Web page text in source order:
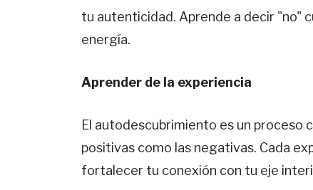
tu autenticidad. Aprende a decir "no"
energía.
Aprender de la experiencia
El autodescubrimiento es un proceso
positivas como las negativas. Cada
fortalecer tu conexión con tu eje